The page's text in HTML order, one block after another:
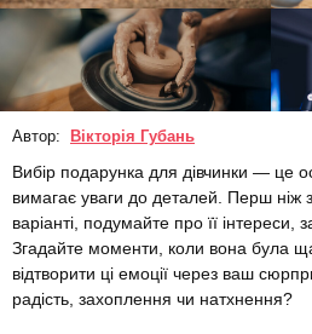
Автор: Вікторія Губань
Вибір подарунка для дівчинки — це
вимагає уваги до деталей. Перш ніж
варіанті, подумайте про її інтереси,
Згадайте моменти, коли вона була
відтворити ці емоції через ваш
радість, захоплення чи натхнення?